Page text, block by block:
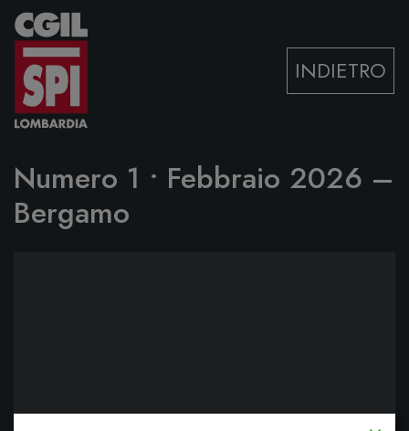
Vai al contenuto
INDIETRO
Numero 1 • Febbraio 2026 –
Bergamo